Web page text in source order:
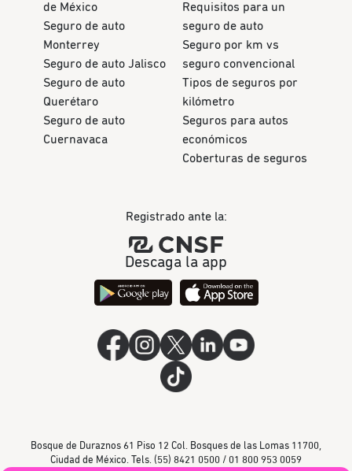
de México
Seguro de auto
Monterrey
Seguro de auto Jalisco
Seguro de auto
Querétaro
Seguro de auto
Cuernavaca
Requisitos para un
seguro de auto
Seguro por km vs
seguro convencional
Tipos de seguros por
kilómetro
Seguros para autos
económicos
Coberturas de seguros
Registrado ante la:
Descaga la app
Bosque de Duraznos 61 Piso 12 Col. Bosques de las Lomas 11700,
Ciudad de México. Tels. (55) 8421 0500 / 01 800 953 0059